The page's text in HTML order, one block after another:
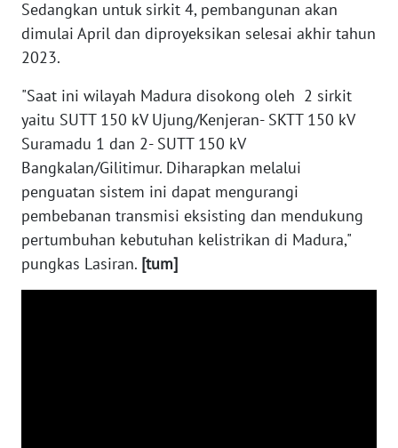
Sedangkan untuk sirkit 4, pembangunan akan
dimulai April dan diproyeksikan selesai akhir tahun
2023.
"Saat ini wilayah Madura disokong oleh 2 sirkit
yaitu SUTT 150 kV Ujung/Kenjeran- SKTT 150 kV
Suramadu 1 dan 2- SUTT 150 kV
Bangkalan/Gilitimur. Diharapkan melalui
penguatan sistem ini dapat mengurangi
pembebanan transmisi eksisting dan mendukung
pertumbuhan kebutuhan kelistrikan di Madura,"
pungkas Lasiran. [tum]
WN
NUSANTARA
JOGJA
WN
JATIM
WN
WN
KALBAR